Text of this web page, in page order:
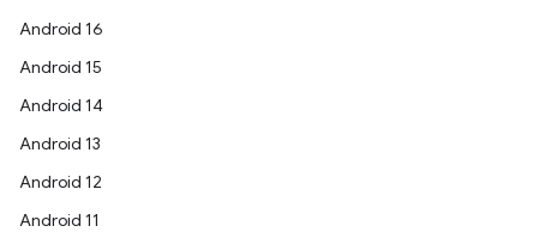
Android 16
Android 15
Android 14
Android 13
Android 12
Android 11